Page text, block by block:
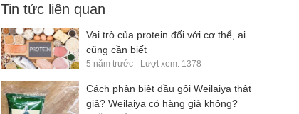
Tin tức liên quan
Vai trò của protein đối với cơ thể, ai
cũng cần biết
5 năm trước - Lượt xem: 1378
Cách phân biệt dầu gội Weilaiya thật
giả? Weilaiya có hàng giả không?